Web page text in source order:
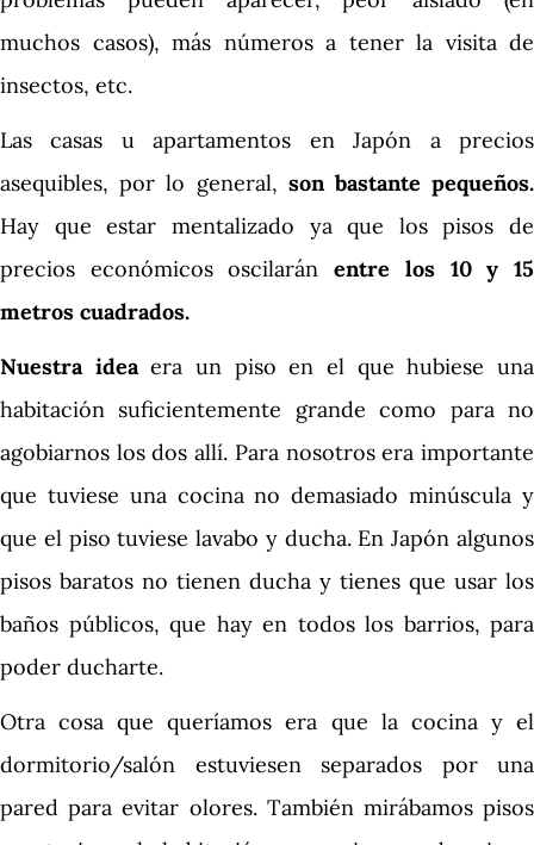
muchos casos), más números a tener la visita de
insectos, etc.
Las casas u apartamentos en Japón a precios
asequibles, por lo general, son bastante pequeños.
Hay que estar mentalizado ya que los pisos de
precios económicos oscilaránentre los 10 y 15
metros cuadrados.
Nuestra ideaera un piso en el que hubiese una
habitación suficientemente grande como para no
agobiarnos los dos allí. Para nosotros era importante
que tuviese una cocina no demasiado minúscula y
que el piso tuviese lavabo y ducha. En Japón algunos
pisos baratos no tienen ducha y tienes que usar los
baños públicos, que hay en todos los barrios, para
poder ducharte.
Otra cosa que queríamos era que la cocina y el
dormitorio/salón estuviesen separados por una
pared para evitar olores. También mirábamos pisos